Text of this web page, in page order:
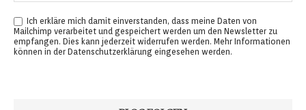
Ich erkläre mich damit einverstanden, dass meine Daten von
Mailchimp verarbeitet und gespeichert werden um den Newsletter zu
empfangen. Dies kann jederzeit widerrufen werden. Mehr Informationen
können in der Datenschutzerklärung eingesehen werden.